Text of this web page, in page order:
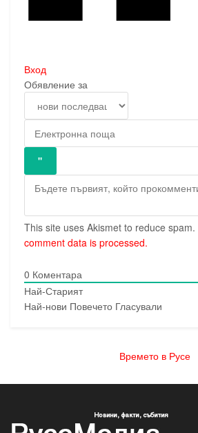
Вход
Обявление за
This site uses Akismet to reduce spam.
comment data is processed.
0 Коментара
Най-Старият
Най-нови Повечето Гласували
Времето в Русе